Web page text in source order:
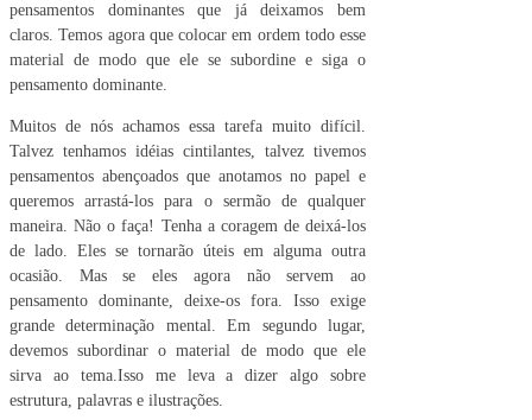
pensamentos dominantes que já deixamos bem
claros. Temos agora que colocar em ordem todo esse
material de modo que ele se subordine e siga o
pensamento dominante.
Muitos de nós achamos essa tarefa muito difícil.
Talvez tenhamos idéias cintilantes, talvez tivemos
pensamentos abençoados que anotamos no papel e
queremos arrastá-los para o sermão de qualquer
maneira. Não o faça! Tenha a coragem de deixá-los
de lado. Eles se tornarão úteis em alguma outra
ocasião. Mas se eles agora não servem ao
pensamento dominante, deixe-os fora. Isso exige
grande determinação mental. Em segundo lugar,
devemos subordinar o material de modo que ele
sirva ao tema.Isso me leva a dizer algo sobre
estrutura, palavras e ilustrações.